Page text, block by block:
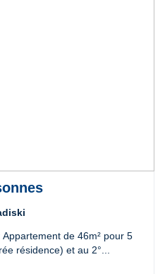
de 46m² pour 5
résidence) et au 2°...